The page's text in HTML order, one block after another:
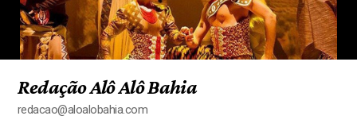
Redação Alô Alô Bahia
redacao@aloalobahia.com